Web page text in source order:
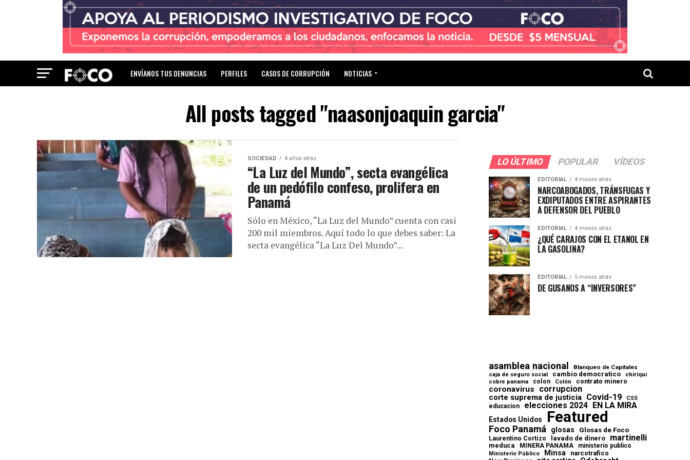
ENVÍANOS TUS DENUNCIAS PERFILES CASOS DE CORRUPCIÓN NOTICIAS
All posts tagged "naasonjoaquin garcia"
SOCIEDAD 4 años atrás
“La Luz del Mundo”, secta evangélica
de un pedófilo confeso, prolifera en
Panamá
Sólo en México, “La Luz del Mundo” cuenta con casi
200 mil miembros. Aquí todo lo que debes saber: La
secta evangélica “La Luz Del Mundo”...
LO ÚLTIMO POPULAR VÍDEOS
EDITORIAL 4 meses atrás
NARCOABOGADOS, TRÁNSFUGAS Y
EXDIPUTADOS ENTRE ASPIRANTES
A DEFENSOR DEL PUEBLO
EDITORIAL 4 meses atrás
¿QUÉ CARAJOS CON EL ETANOL EN
LA GASOLINA?
EDITORIAL 5 meses atrás
DE GUSANOS A “INVERSORES”
asamblea nacional Blanqueo de Capitales
caja de seguro social cambio democratico chiriqui
cobre panama colon Colón contrato minero
coronavirus corrupcion
corte suprema de justicia Covid-19 CSS
educacion elecciones 2024 EN LA MIRA
Estados Unidos Featured
Foco Panamá glosas Glosas de Foco
Laurentino Cortizo lavado de dinero martinelli
meduca MINERA PANAMA ministerio publico
Ministerio Público Minsa
narcotrafico